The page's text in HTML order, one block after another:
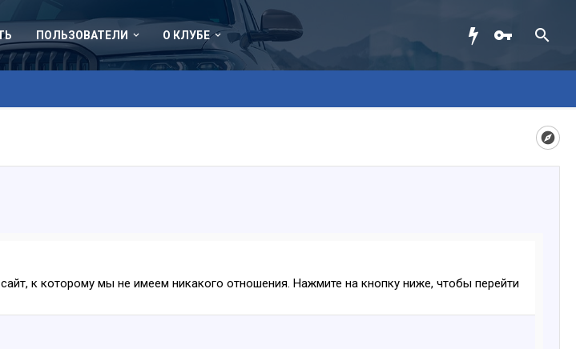
ПОЛЬЗОВАТЕЛИ О КЛУБЕ
к которому мы не имеем никакого отношения. Нажмите на кнопку ниже, чтобы перейти